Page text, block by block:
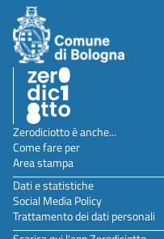
Zerodiciotto è anche...
Come fare per
Area stampa
Dati e statistiche
Social Media Policy
Trattamento dei dati personali